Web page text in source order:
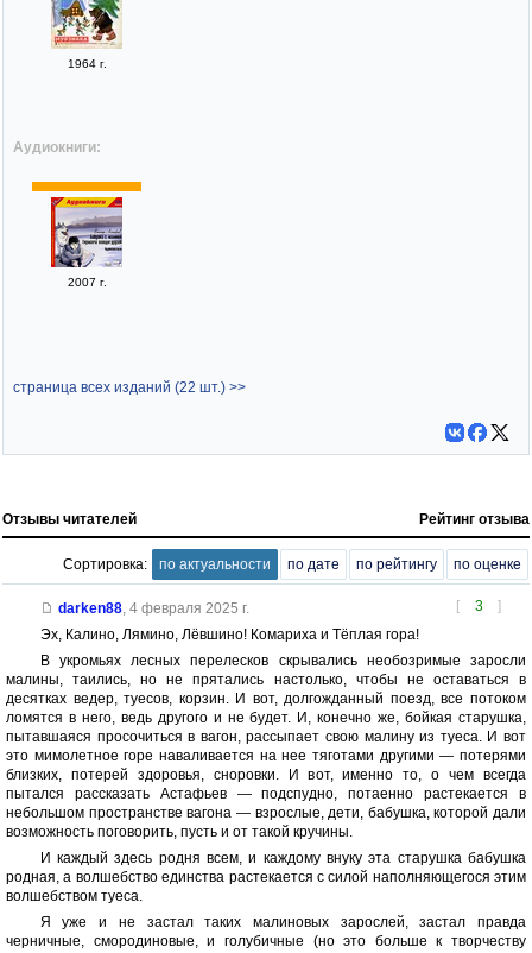
1964 г.
Аудиокниги:
2007 г.
страница всех изданий (22 шт.) >>
Отзывы читателей Рейтинг отзыва
Сортировка: по актуальности по дате по рейтингу по оценке
[ 3 ]
darken88, 4 февраля 2025 г.
Эх, Калино, Лямино, Лёвшино! Комариха и Тёплая гора!
В укромьях лесных перелесков скрывались необозримые заросли
малины, таились, но не прятались настолько, чтобы не оставаться в
десятках ведер, туесов, корзин. И вот, долгожданный поезд, все потоком
ломятся в него, ведь другого и не будет. И, конечно же, бойкая старушка,
пытавшаяся просочиться в вагон, рассыпает свою малину из туеса. И вот
это мимолетное горе наваливается на нее тяготами другими — потерями
близких, потерей здоровья, сноровки. И вот, именно то, о чем всегда
пытался рассказать Астафьев — подспудно, потаенно растекается в
небольшом пространстве вагона — взрослые, дети, бабушка, которой дали
возможность поговорить, пусть и от такой кручины.
И каждый здесь родня всем, и каждому внуку эта старушка бабушка
родная, а волшебство единства растекается с силой наполняющегося этим
волшебством туеса.
Я уже и не застал таких малиновых зарослей, застал правда
черничные, смородиновые, и голубичные (но это больше к творчеству